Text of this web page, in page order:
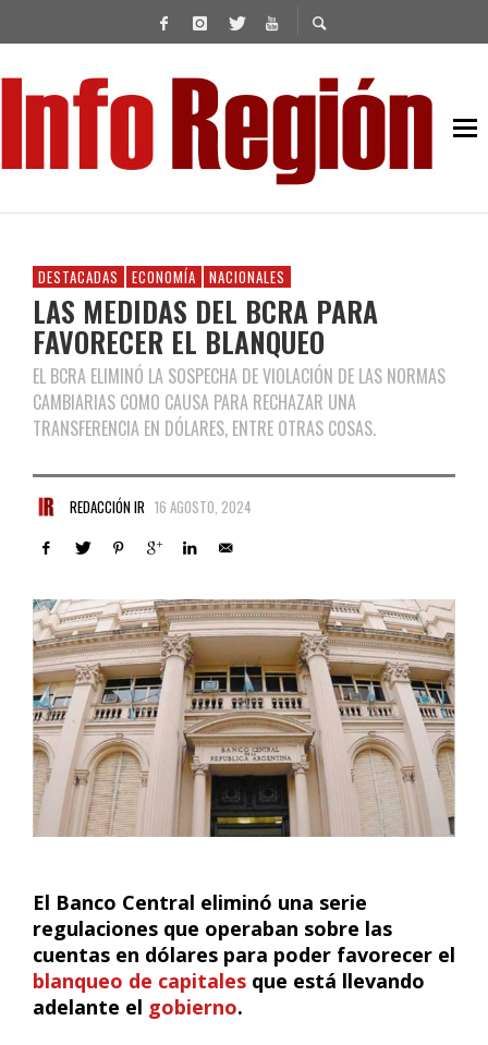
DESTACADAS ECONOMÍA NACIONALES
LAS MEDIDAS DEL BCRA PARA
FAVORECER EL BLANQUEO
EL BCRA ELIMINÓ LA SOSPECHA DE VIOLACIÓN DE LAS NORMAS
CAMBIARIAS COMO CAUSA PARA RECHAZAR UNA
TRANSFERENCIA EN DÓLARES, ENTRE OTRAS COSAS.
REDACCIÓN IR 16 AGOSTO, 2024
El Banco Central eliminó una serie
regulaciones que operaban sobre las
cuentas en dólares para poder favorecer el
blanqueo de capitales que está llevando
adelante el gobierno.